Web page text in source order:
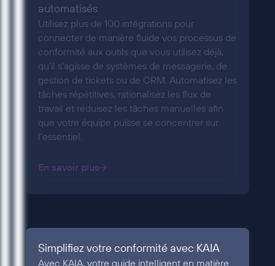
automatisés
Utilisez plus de 100 intégrations pour
connecter de manière fluide vos processus de
conformité aux outils que vous utilisez déjà,
qu'il s'agisse de systèmes de messagerie, de
gestion de tickets ou de CRM. Automatisez les
tâches répétitives, rationalisez les flux de
travail et réduisez les tâches manuelles afin
que votre équipe puisse se concentrer sur
l'essentiel.
En savoir plus
Simplifiez votre conformité avec KAIA
Avec KAIA, votre guide intelligent en matière